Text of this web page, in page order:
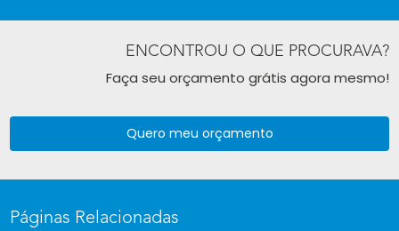
ENCONTROU O QUE PROCURAVA?
Faça seu orçamento grátis agora mesmo!
Quero meu orçamento
Páginas Relacionadas